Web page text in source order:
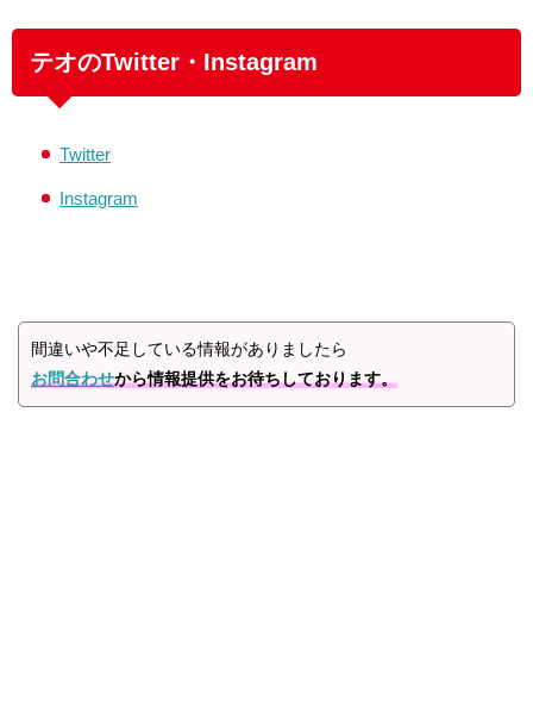
テオのTwitter・Instagram
Twitter
Instagram
間違いや不足している情報がありましたら
お問合わせから情報提供をお待ちしております。